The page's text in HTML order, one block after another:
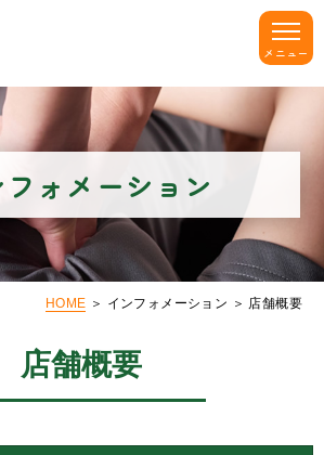
フォメーション
HOME ＞ インフォメーション ＞ 店舗概要
店舗概要